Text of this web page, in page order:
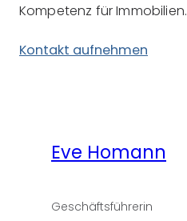
Kompetenz für Immobilien.
Kontakt aufnehmen
Eve Homann
Geschäftsführerin